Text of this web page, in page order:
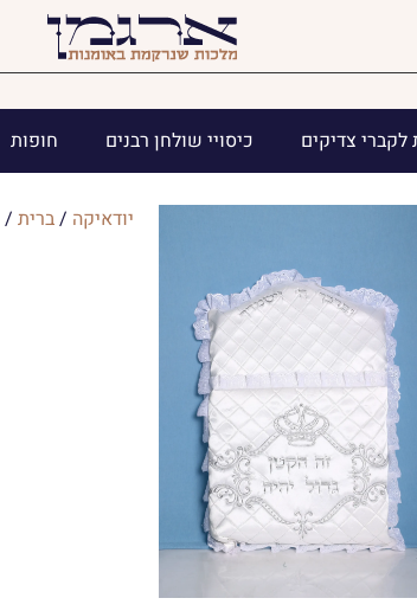
חופות כיסויי שולחן רבנים לקברי צדיקים
יודאיקה /ברית /